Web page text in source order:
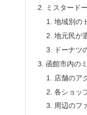
ミスタード
地域別の
地元民が
ドーナツ
函館市内の
店舗のア
各ショッ
周辺のフ